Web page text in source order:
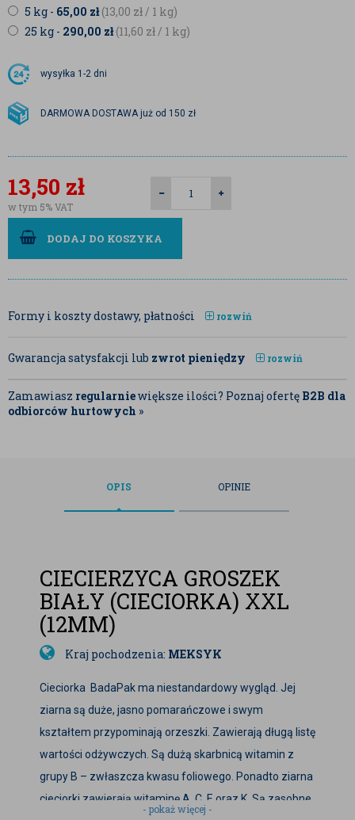
5 kg - 65,00 zł(13,00 zł / 1 kg)
25 kg - 290,00 zł(11,60 zł / 1 kg)
wysyłka 1-2 dni
DARMOWA DOSTAWA już od 150 zł
13,50 zł
w tym 5% VAT
DODAJ DO KOSZYKA
Formy i koszty dostawy, płatności rozwiń
Gwarancja satysfakcji lub zwrot pieniędzy rozwiń
Zamawiasz regularniewiększe ilości? Poznaj ofertę B2B dla
odbiorców hurtowych »
OPIS OPINIE
CIECIERZYCA GROSZEK
BIAŁY (CIECIORKA) XXL
(12MM)
Kraj pochodzenia: MEKSYK
Cieciorka BadaPak ma niestandardowy wygląd. Jej
ziarna są duże, jasno pomarańczowe i swym
kształtem przypominają orzeszki. Zawierają długą listę
wartości odżywczych. Są dużą skarbnicą witamin z
grupy B – zwłaszcza kwasu foliowego. Ponadto ziarna
cieciorki zawierają witaminę A, C, E oraz K. Są zasobne
- pokaż więcej -